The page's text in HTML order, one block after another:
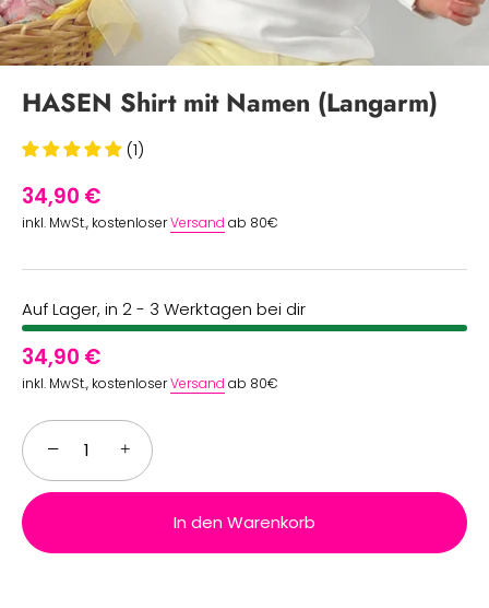
HASEN Shirt mit Namen (Langarm)
(1)
34,90 €
inkl. MwSt., kostenloserVersand ab 80€
Auf Lager, in 2 - 3 Werktagen bei dir
34,90 €
inkl. MwSt., kostenloserVersand ab 80€
− +
In den Warenkorb